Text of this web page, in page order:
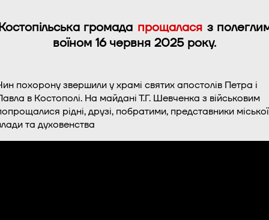
громада прощалася з
воїном 16 червня 2025 року.
похорону звершили у храмі святих апостолів Петра і
в Костополі. На майдані Т.Г. Шевченка з військовим
рідні, друзі, побратими, представники міської
та духовенства